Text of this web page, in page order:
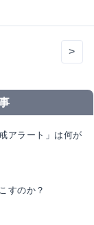
>
アラート」は何が
すのか？